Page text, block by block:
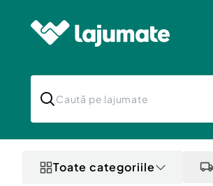
Toate categoriile